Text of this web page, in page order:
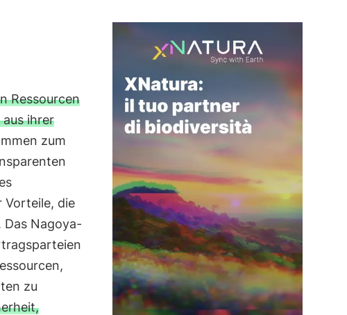
Ressourcen
ihrer
zum
Vorteile, die
Das Nagoya-
zu